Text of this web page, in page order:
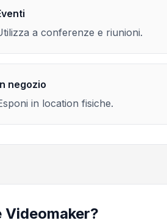
a conferenze e riunioni.
negozio
in location fisiche.
Videomaker?